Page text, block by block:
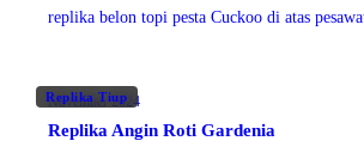
replika belon topi pesta Cuckoo di atas
Replika Tiup
November 2024
Replika Angin Roti Gardenia